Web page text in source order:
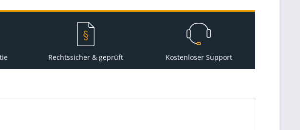
Rechtssicher & geprüft Kostenloser Support